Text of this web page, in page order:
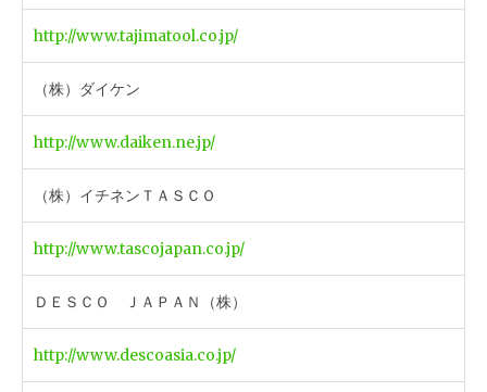
http://www.tajimatool.co.jp/
（株）ダイケン
http://www.daiken.ne.jp/
（株）イチネンＴＡＳＣＯ
http://www.tascojapan.co.jp/
ＤＥＳＣＯ ＪＡＰＡＮ（株）
http://www.descoasia.co.jp/